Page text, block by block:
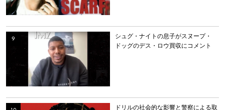
シュグ・ナイトの息子がスヌープ・
ドッグのデス・ロウ買収にコメント
ドリルの社会的な影響と警察による取